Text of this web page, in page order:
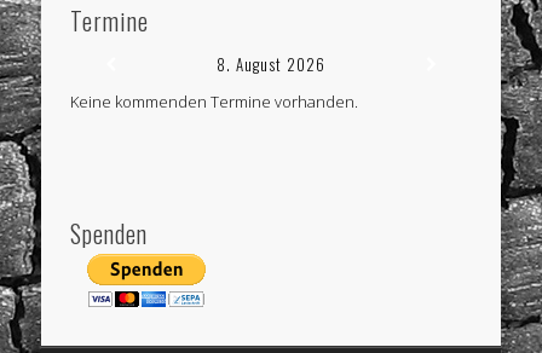
Termine
8. August 2026
Keine kommenden Termine vorhanden.
Spenden